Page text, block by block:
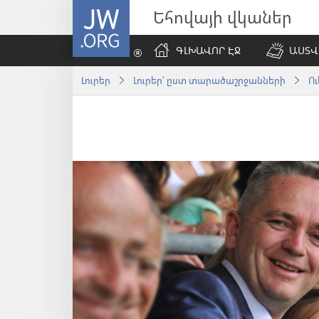
JW.ORG Եհովայի վկաներ
ԳԼԽԱՎՈՐ ԷՋ
Լուրեր Լուրեր՝ ըստ տարածաշրջանների